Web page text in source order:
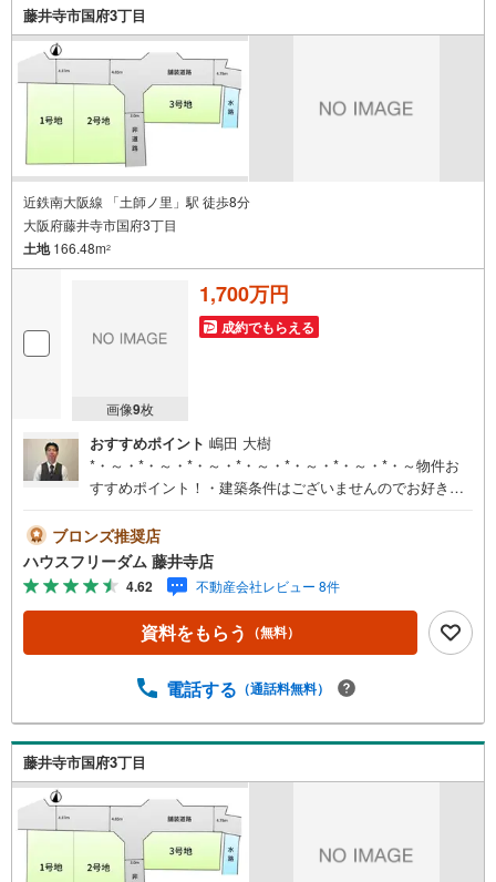
藤井寺市国府3丁目
近鉄南大阪線 「土師ノ里」駅 徒歩8分
大阪府藤井寺市国府3丁目
土地166.48m2
画像9枚
1,700万円
成約でもらえる
おすすめポイント 嶋田 大樹
*・～・*・～・*・～・*・～・*・～・*・～・*・～物件お
すすめポイント！・建築条件はございませんのでお好きな
こだわりの夢のマイホームを叶えて下さい・近鉄南大阪線
「道明寺」駅徒歩6分で通勤、通学に便利です！・スーパー
やコンビニが徒歩10分圏内にあり、たいへん便利な立地で
す！お客様からのお問い合わせ心よりお待ちしておりま
す！----*----*----*----*----*----*----*----*---- 上場企業ならではの金
融機関との提携「住宅ローンを借りれるか心配されている
ローンについてもお気軽にご相談くださいお客様に応じた
【東証スタンダード上場企業】です。不動産購入や住宅ロ
ーンについては、ハウスフリーダムにお任せ下さい。（ご
来店の際は、店舗に駐車場を完備しております！）
ブロンズ推奨店
ハウスフリーダム 藤井寺店
4.62 不動産会社レビュー 8件
資料をもらう （無料）
電話する （通話料無料）
藤井寺市国府3丁目